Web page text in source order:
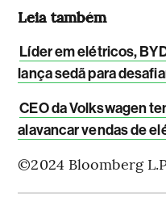
Leia também
Líder em elétricos,
lança sedã para
CEO da Volkswagen
alavancar vendas de
©2024 Bloomberg